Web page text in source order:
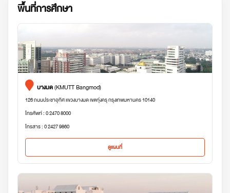
พื้นที่การศึกษา
บางมด(KMUTT Bangmod)
126 ถนนประชาอุทิศ แขวงบางมด เขตทุ่งครุ กรุงเทพมหานคร 10140
โทรศัพท์ : 0 2470 8000
โทรสาร : 0 2427 9860
ดูแผนที่